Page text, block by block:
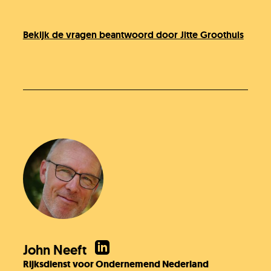
Bekijk de vragen beantwoord door Jitte Groothuis
John Neeft
Rijksdienst voor Ondernemend Nederland